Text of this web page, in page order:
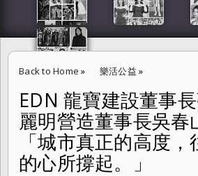
Back to Home » 樂活公益 »
EDN 龍寶建設董事長張麗莉、生產力建設
益藝術展 --「城市真正的高度，往往不是
EDN 龍寶建設董事
麗明營造董事長吳
「城市真正的高度
的心所撐起。」